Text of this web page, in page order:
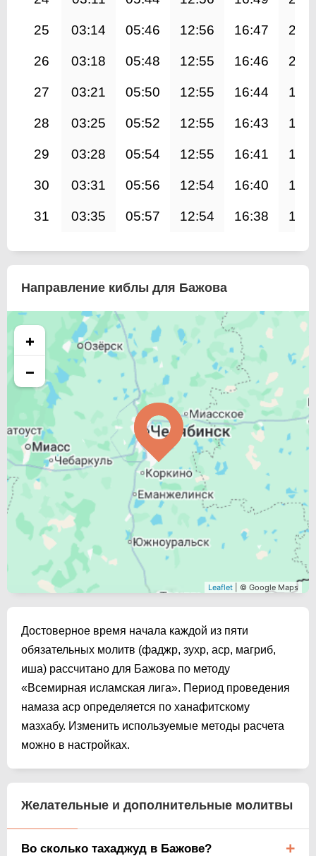
25 03:14 05:46 12:56 16:47
26 03:18 05:48 12:55 16:46
27 03:21 05:50 12:55 16:44
28 03:25 05:52 12:55 16:43
29 03:28 05:54 12:55 16:41
30 03:31 05:56 12:54 16:40
31 03:35 05:57 12:54 16:38
Направление киблы для Бажова
+
−
Leaflet | © Google Maps
Достоверное время начала каждой из пяти
обязательных молитв (фаджр, зухр, аср, магриб,
иша) рассчитано для Бажова по методу
«Всемирная исламская лига». Период проведения
намаза аср определяется по ханафитскому
мазхабу. Изменить используемые методы расчета
можно в настройках.
Желательные и дополнительные молитвы
Во сколько тахаджуд в Бажове?